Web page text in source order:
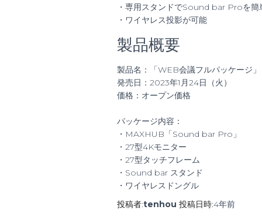
・専用スタンドでSound bar Proを簡
・ワイヤレス投影が可能
製品概要
製品名：「WEB会議フルパッケージ」​
発売日：2023年1月24日（火）
価格：オープン価格
パッケージ内容：
・MAXHUB「Sound bar Pro」
・27型4Kモニター
・27型タッチフレーム
・Sound bar スタンド
・ワイヤレスドングル
投稿者:tenhou 投稿日時:4年前